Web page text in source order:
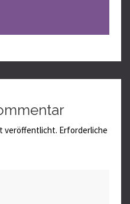
veröffentlicht. Erforderliche